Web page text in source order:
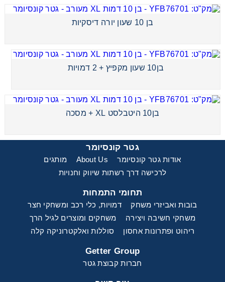
בן 10 שעון יורה דיסקיות
בן10 שעון מקפיץ + 2 דמויות
בן10 היטבלסט XL + מסכה
גטר קונסיומר
אודות גטר קונסיומר About Us
מותגים
לרכישה דרך רשתות שיווק וחנויות
תחומי התמחות
בובות ואביזרי משחק
דמויות, כלי רכב ומשחקי חצר
משחקי חשיבה ויצירה
משחקים ומוצרים לגיל הרך
ריהוט ופתרונות אחסון
סוללות ואלקטרוניקה קלה
Getter Group
חברות קבוצת גטר
בן 10 שעון יורה דיסקיות
בן10 היטבלסט XL + מסכה